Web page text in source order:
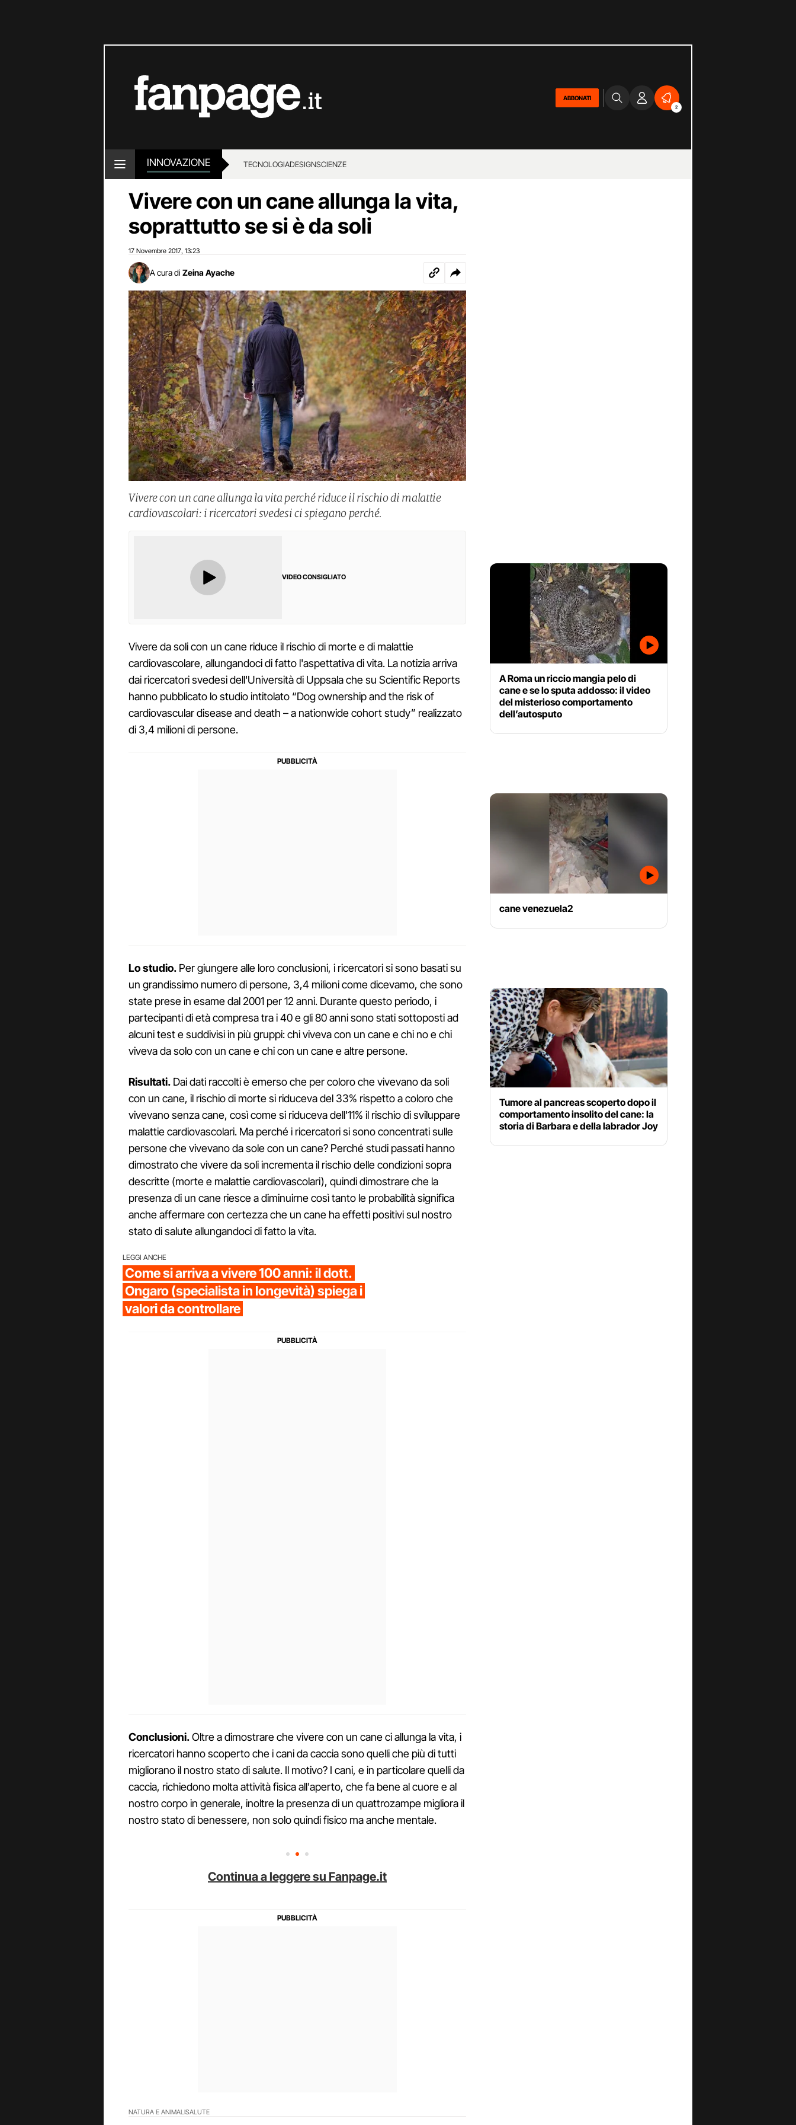
ABBONATI
2
INNOVAZIONE TECNOLOGIADESIGNSCIENZE
Vivere con un cane allunga la vita,
soprattutto se si è da soli
17 Novembre 2017 13:23
A cura di Zeina Ayache
Vivere con un cane allunga la vita perché riduce il rischio di malattie
cardiovascolari: i ricercatori svedesi ci spiegano perché.
VIDEO CONSIGLIATO
Vivere da soli con un cane riduce il rischio di morte e di malattie
cardiovascolare, allungandoci di fatto l'aspettativa di vita. La notizia arriva
dai ricercatori svedesi dell'Università di Uppsala che su Scientific Reports
hanno pubblicato lo studio intitolato “Dog ownership and the risk of
cardiovascular disease and death – a nationwide cohort study” realizzato
di 3,4 milioni di persone.
Lo studio. Per giungere alle loro conclusioni, i ricercatori si sono basati su
un grandissimo numero di persone, 3,4 milioni come dicevamo, che sono
state prese in esame dal 2001 per 12 anni. Durante questo periodo, i
partecipanti di età compresa tra i 40 e gli 80 anni sono stati sottoposti ad
alcuni test e suddivisi in più gruppi: chi viveva con un cane e chi no e chi
viveva da solo con un cane e chi con un cane e altre persone.
Risultati. Dai dati raccolti è emerso che per coloro che vivevano da soli
con un cane, il rischio di morte si riduceva del 33% rispetto a coloro che
vivevano senza cane, così come si riduceva dell'11% il rischio di sviluppare
malattie cardiovascolari. Ma perché i ricercatori si sono concentrati sulle
persone che vivevano da sole con un cane? Perché studi passati hanno
dimostrato che vivere da soli incrementa il rischio delle condizioni sopra
descritte (morte e malattie cardiovascolari), quindi dimostrare che la
presenza di un cane riesce a diminuirne così tanto le probabilità significa
anche affermare con certezza che un cane ha effetti positivi sul nostro
stato di salute allungandoci di fatto la vita.
LEGGI ANCHE
Come si arriva a vivere 100 anni: il dott.
Ongaro (specialista in longevità) spiega i
valori da controllare
Conclusioni.Oltre a dimostrare che vivere con un cane ci allunga la vita, i
ricercatori hanno scoperto che i cani da caccia sono quelli che più di tutti
migliorano il nostro stato di salute. Il motivo? I cani, e in particolare quelli da
caccia, richiedono molta attività fisica all'aperto, che fa bene al cuore e al
nostro corpo in generale, inoltre la presenza di un quattrozampe migliora il
nostro stato di benessere, non solo quindi fisico ma anche mentale.
Continua a leggere su Fanpage.it
NATURA E ANIMALISALUTE
A Roma un riccio mangia pelo di
cane e se lo sputa addosso: il video
del misterioso comportamento
dell’autosputo
cane venezuela2
Tumore al pancreas scoperto dopo il
comportamento insolito del cane: la
storia di Barbara e della labrador Joy